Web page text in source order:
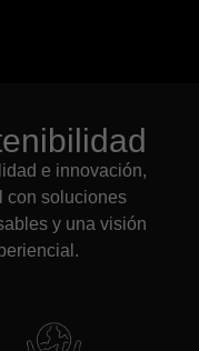
e innovación,
con soluciones
y una visión